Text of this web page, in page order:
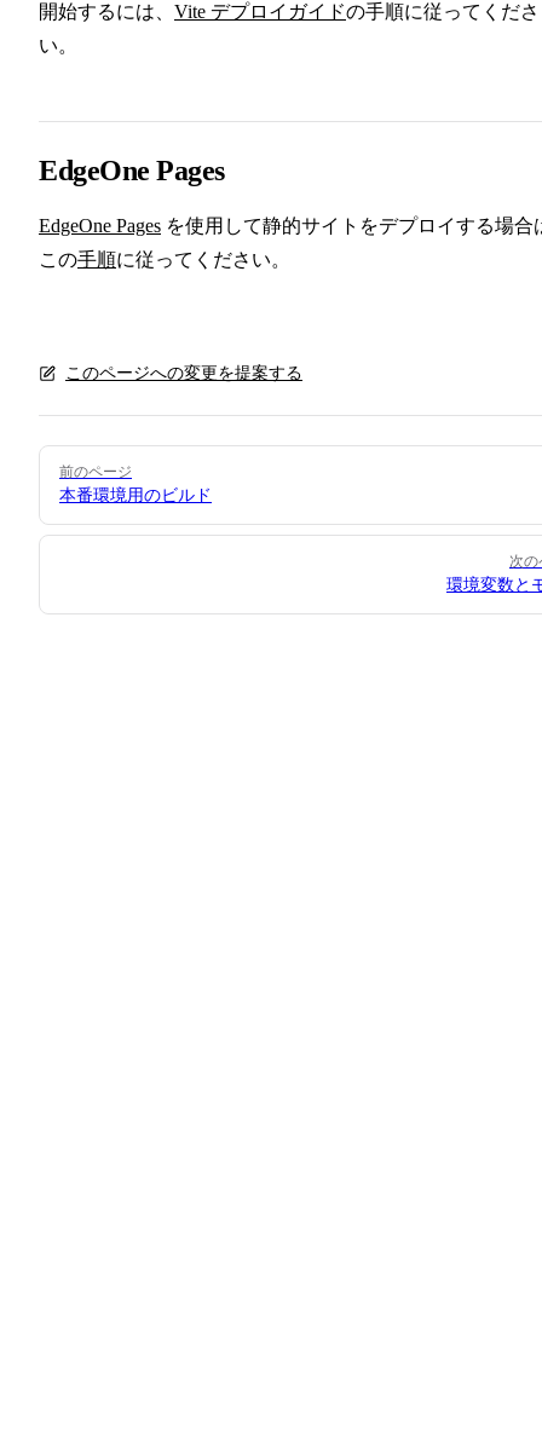
開始するには、 Vite デプロイガイドの手順に従ってくださ
い。
EdgeOne Pages
EdgeOne Pages を使用して静的サイトをデプロイする場合
この手順に従ってください。
このページへの変更を提案する
Pager
前のページ
本番環境用のビルド
次の
環境変数と